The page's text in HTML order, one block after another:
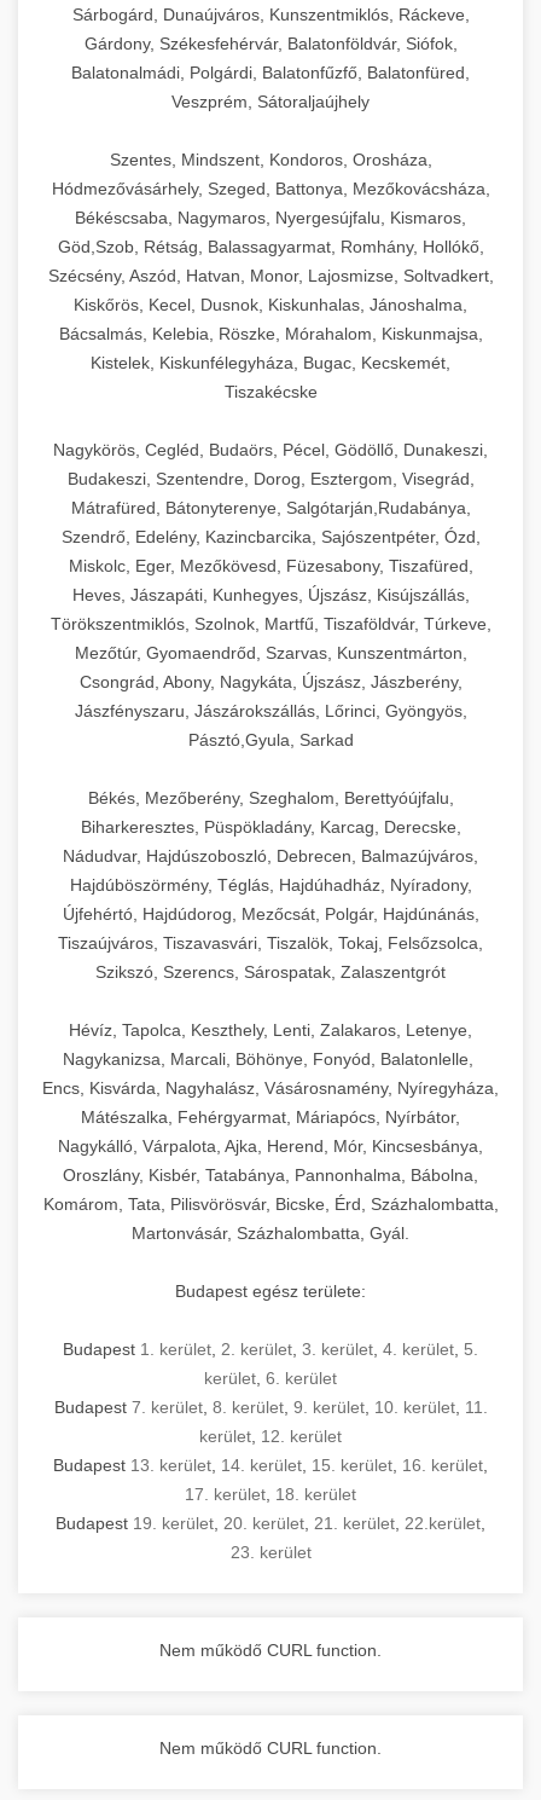
Sárbogárd, Dunaújváros, Kunszentmiklós, Ráckeve,
Gárdony, Székesfehérvár, Balatonföldvár, Siófok,
Balatonalmádi, Polgárdi, Balatonfűzfő, Balatonfüred,
Veszprém, Sátoraljaújhely
Szentes, Mindszent, Kondoros, Orosháza,
Hódmezővásárhely, Szeged, Battonya, Mezőkovácsháza,
Békéscsaba, Nagymaros, Nyergesújfalu, Kismaros,
Göd,Szob, Rétság, Balassagyarmat, Romhány, Hollókő,
Szécsény, Aszód, Hatvan, Monor, Lajosmizse, Soltvadkert,
Kiskőrös, Kecel, Dusnok, Kiskunhalas, Jánoshalma,
Bácsalmás, Kelebia, Röszke, Mórahalom, Kiskunmajsa,
Kistelek, Kiskunfélegyháza, Bugac, Kecskemét,
Tiszakécske
Nagykörös, Cegléd, Budaörs, Pécel, Gödöllő, Dunakeszi,
Budakeszi, Szentendre, Dorog, Esztergom, Visegrád,
Mátrafüred, Bátonyterenye, Salgótarján,Rudabánya,
Szendrő, Edelény, Kazincbarcika, Sajószentpéter, Ózd,
Miskolc, Eger, Mezőkövesd, Füzesabony, Tiszafüred,
Heves, Jászapáti, Kunhegyes, Újszász, Kisújszállás,
Törökszentmiklós, Szolnok, Martfű, Tiszaföldvár, Túrkeve,
Mezőtúr, Gyomaendrőd, Szarvas, Kunszentmárton,
Csongrád, Abony, Nagykáta, Újszász, Jászberény,
Jászfényszaru, Jászárokszállás, Lőrinci, Gyöngyös,
Pásztó,Gyula, Sarkad
Békés, Mezőberény, Szeghalom, Berettyóújfalu,
Biharkeresztes, Püspökladány, Karcag, Derecske,
Nádudvar, Hajdúszoboszló, Debrecen, Balmazújváros,
Hajdúböszörmény, Téglás, Hajdúhadház, Nyíradony,
Újfehértó, Hajdúdorog, Mezőcsát, Polgár, Hajdúnánás,
Tiszaújváros, Tiszavasvári, Tiszalök, Tokaj, Felsőzsolca,
Szikszó, Szerencs, Sárospatak, Zalaszentgrót
Hévíz, Tapolca, Keszthely, Lenti, Zalakaros, Letenye,
Nagykanizsa, Marcali, Böhönye, Fonyód, Balatonlelle,
Encs, Kisvárda, Nagyhalász, Vásárosnamény, Nyíregyháza,
Mátészalka, Fehérgyarmat, Máriapócs, Nyírbátor,
Nagykálló, Várpalota, Ajka, Herend, Mór, Kincsesbánya,
Oroszlány, Kisbér, Tatabánya, Pannonhalma, Bábolna,
Komárom, Tata, Pilisvörösvár, Bicske, Érd, Százhalombatta,
Martonvásár, Százhalombatta, Gyál.
Budapest egész területe:
Budapest 1. kerület 2. kerület 3. kerület 4. kerület 5.
kerület 6. kerület
Budapest 7. kerület, 8. kerület, 9. kerület, 10. kerület, 11.
kerület 12. kerület
Budapest 13. kerület 14. kerület 15. kerület 16. kerület
17. kerület 18. kerület
Budapest 19. kerület 20. kerület 21. kerület 22.kerület
23. kerület
Nem működő CURL function.
Nem működő CURL function.